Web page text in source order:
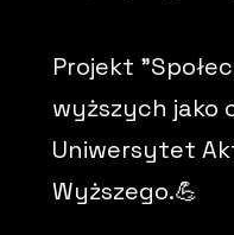
Projekt
wyższych jako
Uniwersytet
Wyższego.💪